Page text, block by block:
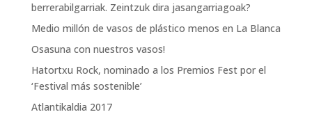
berrerabilgarriak. Zeintzuk dira jasangarriagoak?
Medio millón de vasos de plástico menos en La Blanca
Osasuna con nuestros vasos!
Hatortxu Rock, nominado a los Premios Fest por el
‘Festival más sostenible’
Atlantikaldia 2017